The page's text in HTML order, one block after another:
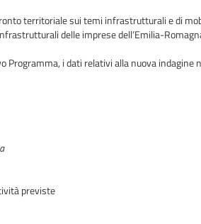
territoriale sui temi infrastrutturali e di
delle imprese dell’Emilia-
Programma, i dati relativi alla nuova
previste